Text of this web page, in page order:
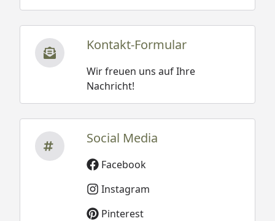
Kontakt-Formular
Wir freuen uns auf Ihre
Nachricht!
Social Media
Facebook
Instagram
Pinterest